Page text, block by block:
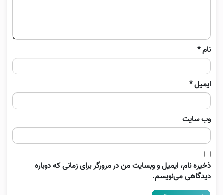
نام*
ایمیل*
وب‌ سایت
ذخیره نام، ایمیل و وبسایت من در مرورگر برای زمانی که دوباره
دیدگاهی می‌نویسم.